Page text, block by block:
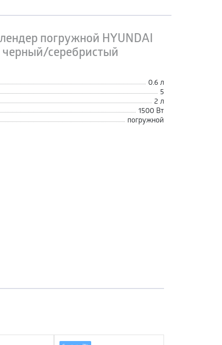
погружной HYUNDAI
серебристый
0.6 л
5
2 л
1500 Вт
погружной